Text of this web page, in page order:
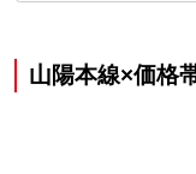
山陽本線×価格